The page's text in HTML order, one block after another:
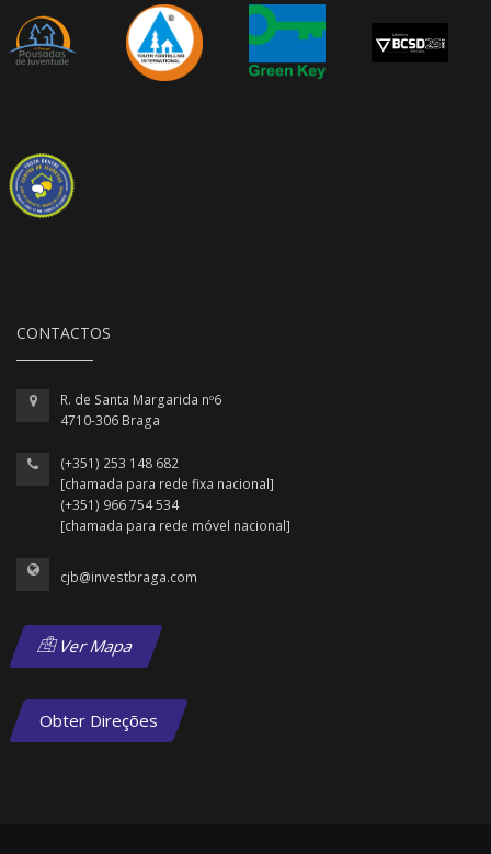
CONTACTOS
R. de Santa Margarida nº6
4710-306 Braga
(+351) 253 148 682
[chamada para rede fixa nacional]
(+351) 966 754 534
[chamada para rede móvel nacional]
cjb@investbraga.com
Ver Mapa
Obter Direções